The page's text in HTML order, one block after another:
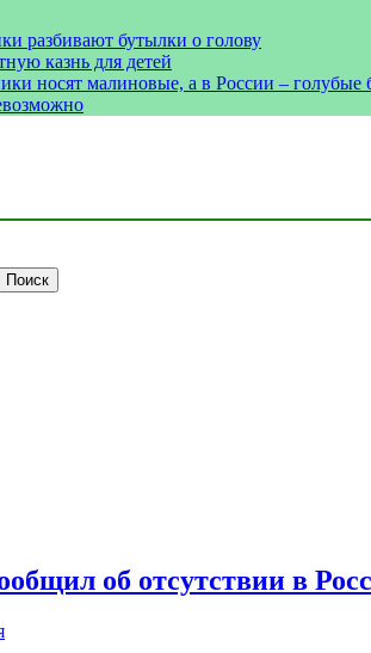
разбивают бутылки о голову
казнь для детей
носят малиновые, а в России – голубые
об отсутствии в